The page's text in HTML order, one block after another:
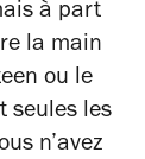
à part
la main
ou le
seules les
n’avez